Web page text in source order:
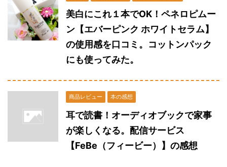
美白にこれ１本でOK！ペネロピムー
ン【エバーピンク ホワイトセラム】
の使用感を口コミ。コットンパック
にも使ってみた。
商品レビュー 本の感想
耳で読書！オーディオブックで家事
が楽しくなる。配信サービス
【FeBe（フィービー）】の感想